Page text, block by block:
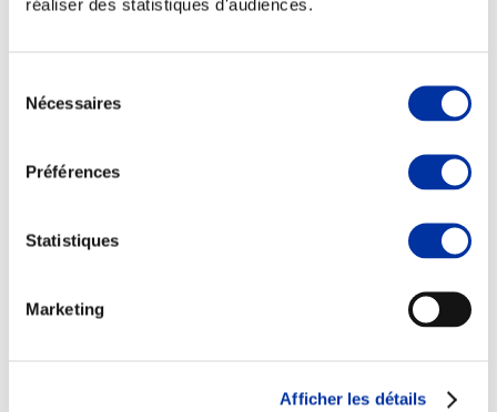
réaliser des statistiques d'audiences.
Nécessaires
Préférences
Statistiques
Marketing
Afficher les détails